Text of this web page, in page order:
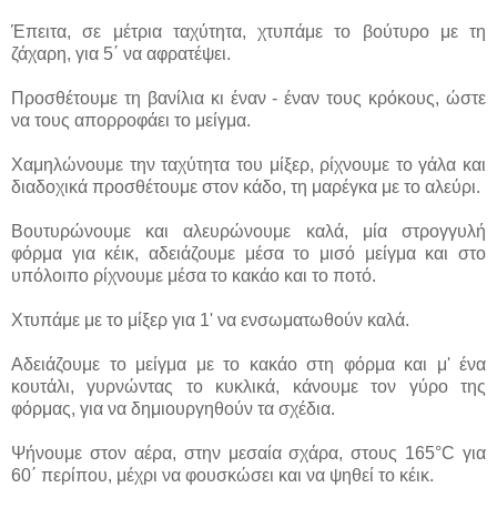
Έπειτα, σε μέτρια ταχύτητα, χτυπάμε το βούτυρο με τη
ζάχαρη, για 5΄ να αφρατέψει.
Προσθέτουμε τη βανίλια κι έναν - έναν τους κρόκους, ώστε
να τους απορροφάει το μείγμα.
Χαμηλώνουμε την ταχύτητα του μίξερ, ρίχνουμε το γάλα και
διαδοχικά προσθέτουμε στον κάδο, τη μαρέγκα με το αλεύρι.
Βουτυρώνουμε και αλευρώνουμε καλά, μία στρογγυλή
φόρμα για κέικ, αδειάζουμε μέσα το μισό μείγμα και στο
υπόλοιπο ρίχνουμε μέσα το κακάο και το ποτό.
Χτυπάμε με το μίξερ για 1' να ενσωματωθούν καλά.
Αδειάζουμε το μείγμα με το κακάο στη φόρμα και μ' ένα
κουτάλι, γυρνώντας το κυκλικά, κάνουμε τον γύρο της
φόρμας, για να δημιουργηθούν τα σχέδια.
Ψήνουμε στον αέρα, στην μεσαία σχάρα, στους 165°C για
60΄ περίπου, μέχρι να φουσκώσει και να ψηθεί το κέικ.